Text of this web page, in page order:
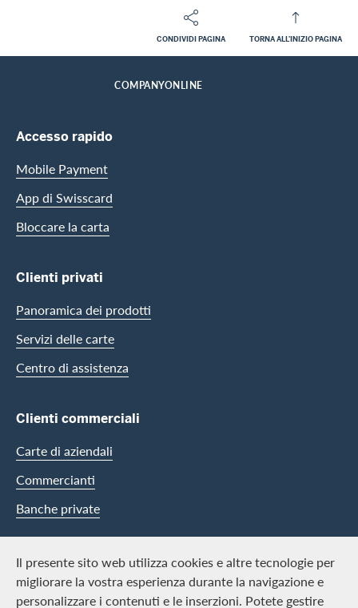
Il presente sito web utilizza cookies e altre tecnologie per
migliorare la vostra esperienza durante la navigazione e
personalizzare i contenuti e le inserzioni. Potete gestire
CONDIVIDI PAGINA TORNA ALL'INIZIO PAGINA
Footer
COMPANYONLINE
Footer Navigation
Accesso rapido
Mobile Payment
App di Swisscard
Bloccare la carta
Clienti privati
Panoramica dei prodotti
Servizi delle carte
Centro di assistenza
Clienti commerciali
Carte di aziendali
Commercianti
Banche private
Swisscard
Carriera